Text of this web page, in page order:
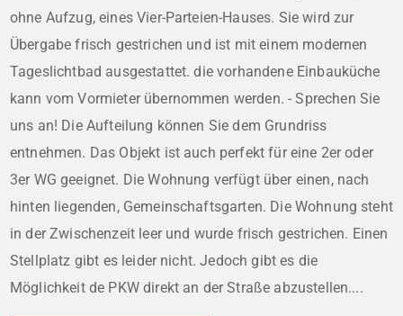
ohne Aufzug, eines Vier-Parteien-Hauses. Sie wird zur
Übergabe frisch gestrichen und ist mit einem modernen
Tageslichtbad ausgestattet. die vorhandene Einbauküche
kann vom Vormieter übernommen werden. - Sprechen Sie
uns an! Die Aufteilung können Sie dem Grundriss
entnehmen. Das Objekt ist auch perfekt für eine 2er oder
3er WG geeignet. Die Wohnung verfügt über einen, nach
hinten liegenden, Gemeinschaftsgarten. Die Wohnung steht
in der Zwischenzeit leer und wurde frisch gestrichen. Einen
Stellplatz gibt es leider nicht. Jedoch gibt es die
Möglichkeit de PKW direkt an der Straße abzustellen....